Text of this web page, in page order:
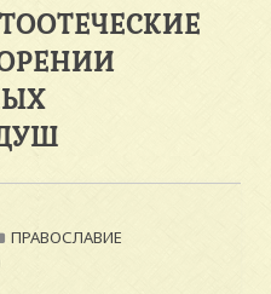
ПРАВОСЛАВИЕ